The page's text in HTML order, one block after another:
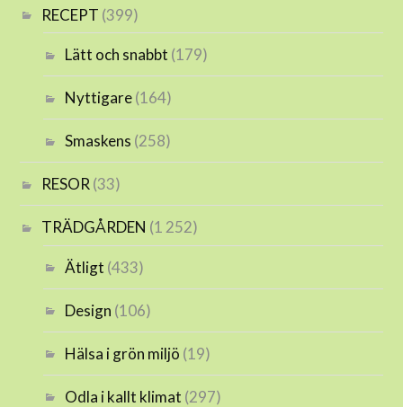
RECEPT (399)
Lätt och snabbt (179)
Nyttigare(164)
Smaskens (258)
RESOR (33)
TRÄDGÅRDEN (1 252)
Ätligt (433)
Design (106)
Hälsa i grön miljö (19)
Odla i kallt klimat (297)